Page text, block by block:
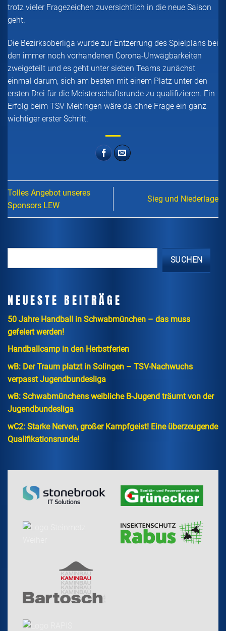
trotz vieler Fragezeichen zuversichtlich in die neue Saison
geht.
Die Bezirksoberliga wurde zur Entzerrung des Spielplans bei
den immer noch vorhandenen Corona-Unwägbarkeiten
zweigeteilt und es geht unter sieben Teams zunächst
einmal darum, sich am besten mit einem Platz unter den
ersten Drei für die Meisterschaftsrunde zu qualifizieren. Ein
Erfolg beim TSV Meitingen wäre da ohne Frage ein ganz
wichtiger erster Schritt.
Tolles Angebot unseres
Sponsors LEW
Sieg und Niederlage
SUCHEN
NEUESTE BEITRÄGE
50 Jahre Handball in Schwabmünchen – das muss
gefeiert werden!
Handballcamp in den Herbstferien
wB: Der Traum platzt in Solingen – TSV-Nachwuchs
verpasst Jugendbundesliga
wB: Schwabmünchens weibliche B-Jugend träumt von der
Jugendbundesliga
wC2: Starke Nerven, großer Kampfgeist! Eine überzeugende
Qualifikationsrunde!